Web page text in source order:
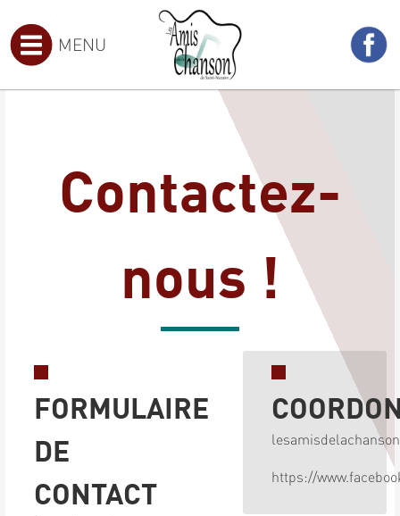
MENU
Contactez-
nous !
https://
FORMULAIRE
DE
CONTACT